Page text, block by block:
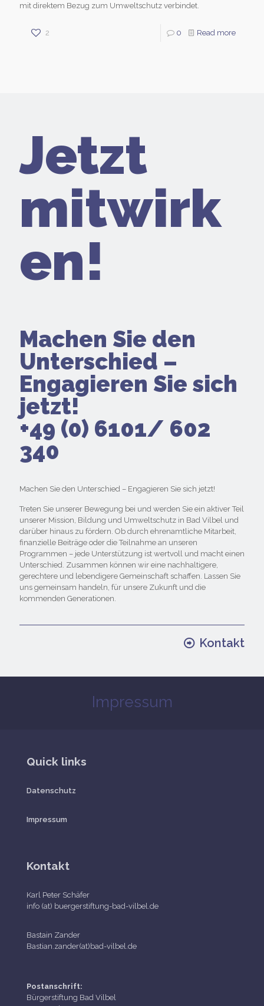
mit direktem Bezug zum Umweltschutz verbindet.
2 0 Read more
Jetzt
mitwirk
en!
Machen Sie den
Unterschied –
Engagieren Sie sich
jetzt!
+49 (0) 6101/ 602
340
Machen Sie den Unterschied – Engagieren Sie sich jetzt!
Treten Sie unserer Bewegung bei und werden Sie ein aktiver Teil
unserer Mission, Bildung und Umweltschutz in Bad Vilbel und
darüber hinaus zu fördern. Ob durch ehrenamtliche Mitarbeit,
finanzielle Beiträge oder die Teilnahme an unseren
Programmen – jede Unterstützung ist wertvoll und macht einen
Unterschied. Zusammen können wir eine nachhaltigere,
gerechtere und lebendigere Gemeinschaft schaffen. Lassen Sie
uns gemeinsam handeln, für unsere Zukunft und die
kommenden Generationen.
Kontakt
Impressum
Quick links
Datenschutz
Impressum
Kontakt
Karl Peter Schäfer
info (at) buergerstiftung-bad-vilbel.de
Bastain Zander
Bastian.zander(at)bad-vilbel.de
Postanschrift:
Bürgerstiftung Bad Vilbel